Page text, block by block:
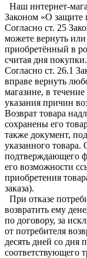
Наш интернет-
Законом «О защите
Согласно ст. 25
можете вернуть
приобретённый в
считая дня покупки.
Согласно ст. 26.1
вправе вернуть
магазине, в
указания причин
Возврат товара
сохранены его
также документ,
указанного товара.
подтверждающего
его возможности
приобретения
заказа).
При отказе
возвратить ему
по договору, за
от потребителя
десять дней со дня
соответствующего